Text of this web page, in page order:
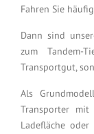
Fahren Sie
Dann sind
zum
Transportgut,
Als
Transporter mit
Ladefläche